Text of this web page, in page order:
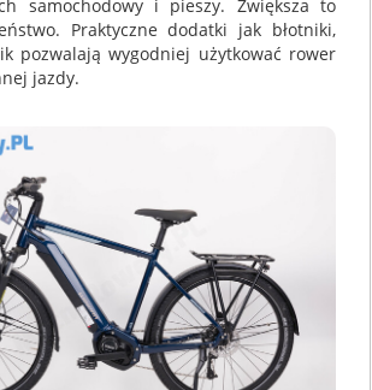
samochodowy i pieszy. Zwiększa to
Praktyczne dodatki jak błotniki,
pozwalają wygodniej użytkować rower
jazdy.